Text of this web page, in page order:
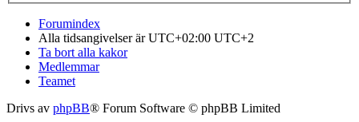
Forumindex
Alla tidsangivelser är UTC+02:00 UTC+2
Ta bort alla kakor
Medlemmar
Teamet
Drivs av phpBB® Forum Software © phpBB Limited